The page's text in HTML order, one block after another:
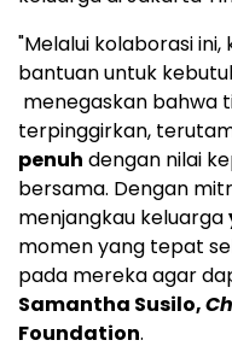
"Melalui kolaborasi
bantuan untuk
menegaskan bahwa
terpinggirkan,
penuh dengan nilai
bersama. Dengan
menjangkau keluarga
momen yang tepat
pada mereka agar
Samantha Susilo,
Foundation.